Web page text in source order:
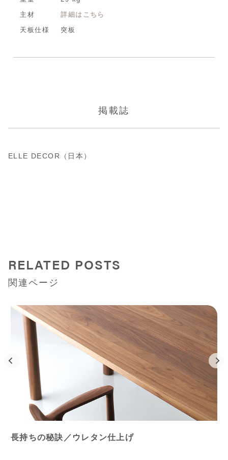
主材
詳細はこちら
天板仕様
突板
掲載誌
ELLE DECOR（日本）
RELATED POSTS
関連ページ
長持ちの秘訣／ウレタン仕上げ